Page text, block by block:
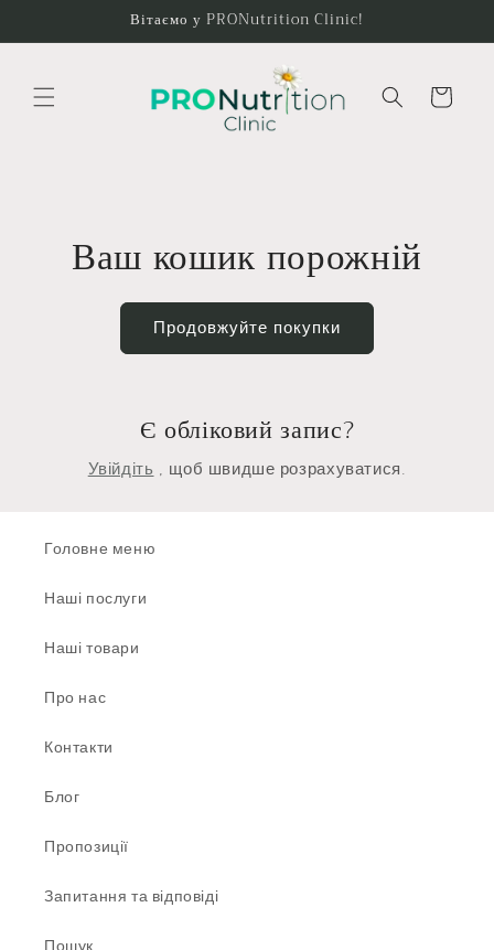
вмісту
Вітаємо у PRONutrition Clinic!
Візок
Ваш кошик порожній
Продовжуйте покупки
Є обліковий запис?
Увійдіть , щоб швидше розрахуватися.
Головне меню
Наші послуги
Наші товари
Про нас
Контакти
Блог
Пропозиції
Запитання та відповіді